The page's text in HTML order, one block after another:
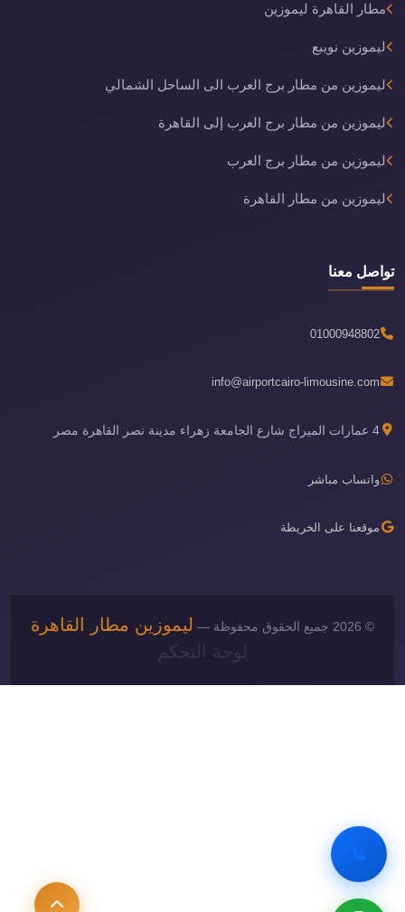
مطار القاهرة ليموزين
ليموزين نويبع
ليموزين من مطار برج العرب الى الساحل الشمالي
ليموزين من مطار برج العرب إلى القاهرة
ليموزين من مطار برج العرب
ليموزين من مطار القاهرة
تواصل معنا
01000948802
info@airportcairo-limousine.com
4 عمارات الميراج شارع الجامعة زهراء مدينة نصر القاهرة مصر
واتساب مباشر
موقعنا على الخريطة
© 2026 جميع الحقوق محفوظة —
ليموزين مطار القاهرة